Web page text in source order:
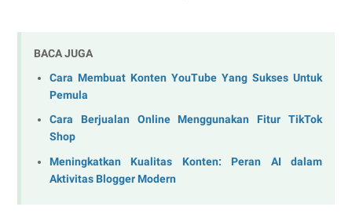
BACA JUGA
Cara Membuat Konten YouTube Yang Sukses Untuk
Pemula
Cara Berjualan Online Menggunakan Fitur TikTok
Shop
Meningkatkan Kualitas Konten: Peran AI dalam
Aktivitas Blogger Modern